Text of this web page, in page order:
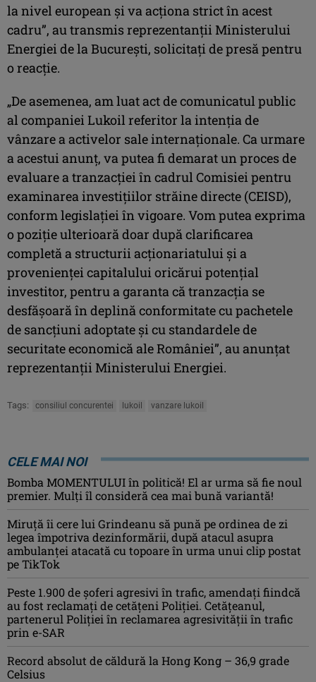
la nivel european și va acționa strict în acest
cadru”, au transmis reprezentanții Ministerului
Energiei de la București, solicitați de presă pentru
o reacție.
„De asemenea, am luat act de comunicatul public
al companiei Lukoil referitor la intenția de
vânzare a activelor sale internaționale. Ca urmare
a acestui anunț, va putea fi demarat un proces de
evaluare a tranzacției în cadrul Comisiei pentru
examinarea investițiilor străine directe (CEISD),
conform legislației în vigoare. Vom putea exprima
o poziție ulterioară doar după clarificarea
completă a structurii acționariatului și a
provenienței capitalului oricărui potențial
investitor, pentru a garanta că tranzacția se
desfășoară în deplină conformitate cu pachetele
de sancțiuni adoptate și cu standardele de
securitate economică ale României”, au anunțat
reprezentanții Ministerului Energiei.
Tags: consiliul concurentei lukoil vanzare lukoil
CELE MAI NOI
Bomba MOMENTULUI în politică! El ar urma să fie noul
premier. Mulți îl consideră cea mai bună variantă!
Miruţă îi cere lui Grindeanu să pună pe ordinea de zi
legea împotriva dezinformării, după atacul asupra
ambulanței atacată cu topoare în urma unui clip postat
pe TikTok
Peste 1.900 de şoferi agresivi în trafic, amendaţi fiindcă
au fost reclamaţi de cetăţeni Poliţiei. Cetăţeanul,
partenerul Poliţiei în reclamarea agresivităţii în trafic
prin e-SAR
Record absolut de căldură la Hong Kong – 36,9 grade
Celsius